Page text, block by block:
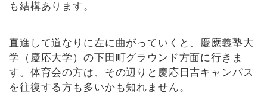
も結構あります。
直進して道なりに左に曲がっていくと、慶應義塾大
学（慶応大学）の下田町グラウンド方面に行きま
す。体育会の方は、その辺りと慶応日吉キャンパス
を往復する方も多いかも知れません。